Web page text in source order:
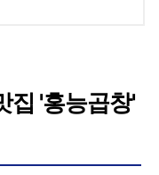
집 '홍능곱창'